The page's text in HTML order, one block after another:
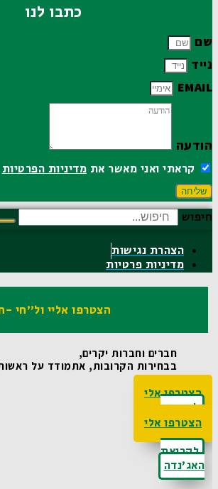
כתבו לנו
שם
נייד
EMAIL
הודעה
קראתי ואני מאשר אתמדיניות הפרטיות
שליחה
חיפוש
הצהרת נגישות
מדיניות פרטיות
הצטרפו אליי ול"חי -
חברים וחברות יקרים,
בבחירות הקרובות, אתמודד על ראשות
הצטרפו אלי
לקריאת
האג'נדה
הצטרפו אלי
לקריאת
האג'נדה